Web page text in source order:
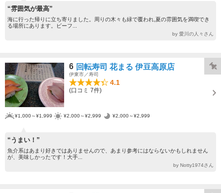
“雰囲気が最高”
海に行った帰りに立ち寄りました。周りの木々も緑で覆われ,夏の雰囲気を満喫でき
る場所にあります。ビーフ...
by 愛川の人々さん
6 回転寿司 花まる 伊豆高原店
伊東市／寿司
4.1
(口コミ 7件)
¥1,000～¥1,999 ¥2,000～¥2,999 ¥2,000～¥2,999
“うまい！”
魚介系はあまり好きではありませんので、あまり参考にはならないかもしれません
が、美味しかったです！大手...
by Notty1974さん